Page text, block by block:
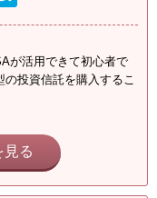
が活用できて初心者で
投資信託を購入するこ
見る